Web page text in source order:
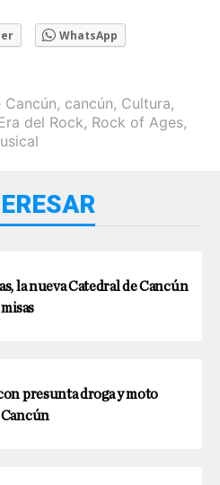
WhatsApp
, cancún, Cultura,
del Rock, Rock of Ages,
la nueva Catedral de Cancún
presunta droga y moto